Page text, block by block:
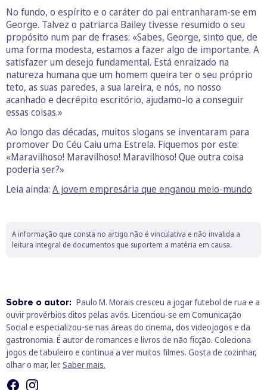
No fundo, o espírito e o caráter do pai entranharam-se em
George. Talvez o patriarca Bailey tivesse resumido o seu
propósito num par de frases: «Sabes, George, sinto que, de
uma forma modesta, estamos a fazer algo de importante. A
satisfazer um desejo fundamental. Está enraizado na
natureza humana que um homem queira ter o seu próprio
teto, as suas paredes, a sua lareira, e nós, no nosso
acanhado e decrépito escritório, ajudamo-lo a conseguir
essas coisas.»
Ao longo das décadas, muitos slogans se inventaram para
promover Do Céu Caiu uma Estrela. Fiquemos por este:
«Maravilhoso! Maravilhoso! Maravilhoso! Que outra coisa
poderia ser?»
Leia ainda: A jovem empresária que enganou meio-mundo
A informação que consta no artigo não é vinculativa e não invalida a
leitura integral de documentos que suportem a matéria em causa.
Sobre o autor: Paulo M. Morais cresceu a jogar futebol de rua e a
ouvir provérbios ditos pelas avós. Licenciou-se em Comunicação
Social e especializou-se nas áreas do cinema, dos videojogos e da
gastronomia. É autor de romances e livros de não ficção. Coleciona
jogos de tabuleiro e continua a ver muitos filmes. Gosta de cozinhar,
olhar o mar, ler. Saber mais.